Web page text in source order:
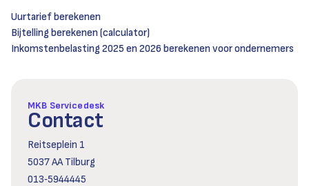
Uurtarief berekenen
Bijtelling berekenen (calculator)
Inkomstenbelasting 2025 en 2026 berekenen voor ondernemers
MKB Servicedesk
Contact
Reitseplein 1
5037 AA Tilburg
013‑5944445